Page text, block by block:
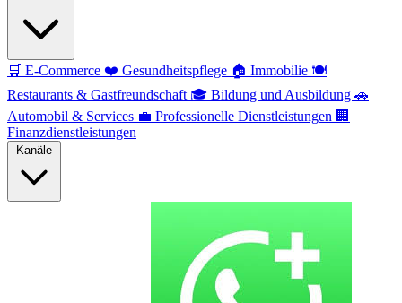
🛒 E-Commerce ❤️ Gesundheitspflege 🏠 Immobilie 🍽️
Restaurants & Gastfreundschaft 🎓 Bildung und Ausbildung 🚗
Automobil & Services 💼 Professionelle Dienstleistungen 🏢
Finanzdienstleistungen